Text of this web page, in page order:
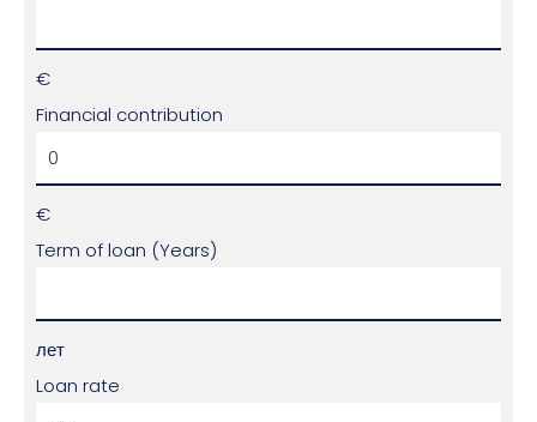
€
Financial contribution
€
Term of loan (Years)
лет
Loan rate